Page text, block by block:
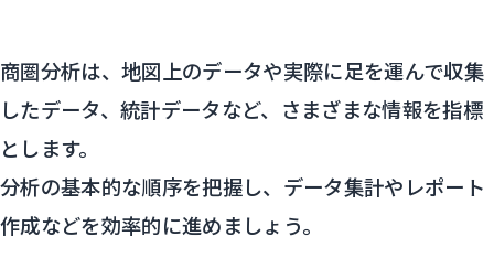
商圏分析は、地図上のデータや実際に足を運んで収集
したデータ、統計データなど、さまざまな情報を指標
とします。
分析の基本的な順序を把握し、データ集計やレポート
作成などを効率的に進めましょう。